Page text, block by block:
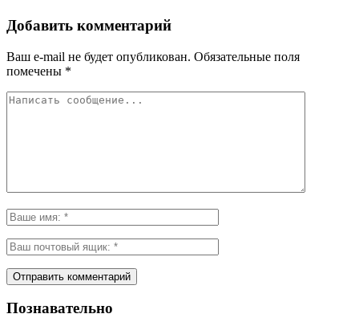
Добавить комментарий
Ваш e-mail не будет опубликован. Обязательные поля
помечены *
Познавательно